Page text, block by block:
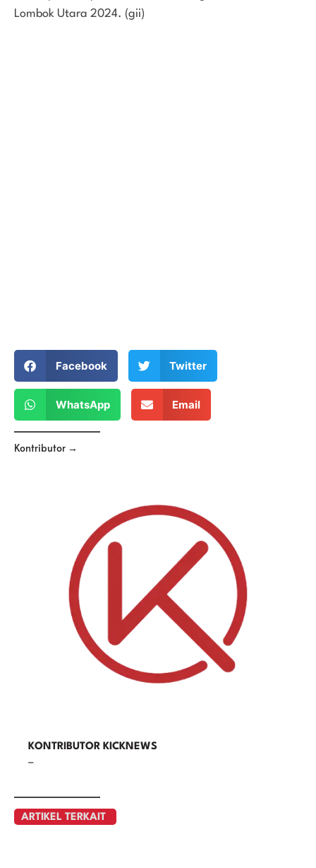
Lombok Utara 2024. (gii)
Facebook Twitter
WhatsApp Email
Kontributor →
KONTRIBUTOR KICKNEWS
–
ARTIKEL TERKAIT